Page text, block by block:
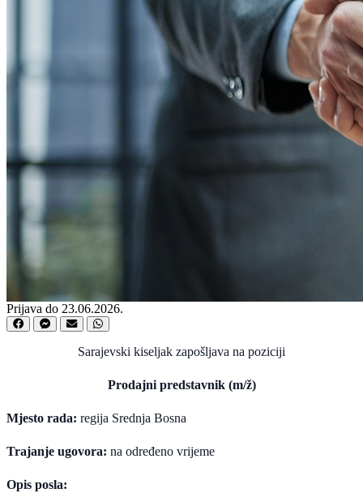
Prijava do 23.06.2026.
Sarajevski kiseljak zapošljava na poziciji
Prodajni predstavnik (m/ž)
Mjesto rada: regija Srednja Bosna
Trajanje ugovora: na određeno vrijeme
Opis posla: